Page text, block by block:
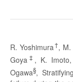
R. Yoshimura†, M.
Goya ‡ , K.
Ogawa§,